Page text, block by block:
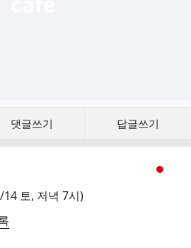
댓글쓰기 답글쓰기
토, 저녁 7시)